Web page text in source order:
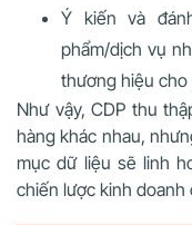
Ý kiến và
phẩm/dịch vụ
thương hiệu cho
Như vậy, CDP thu
hàng khác nhau,
mục dữ liệu sẽ linh
chiến lược kinh